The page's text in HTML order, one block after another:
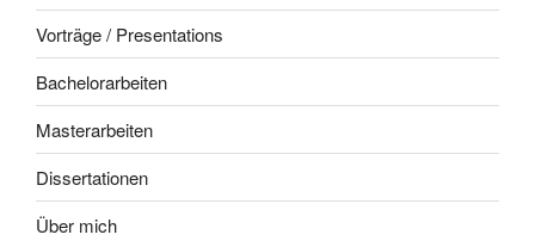
Vorträge / Presentations
Bachelorarbeiten
Masterarbeiten
Dissertationen
Über mich